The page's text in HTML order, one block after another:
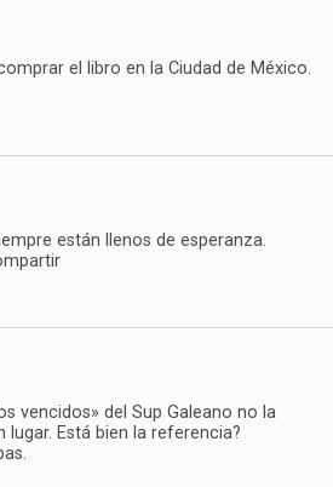
el libro en la Ciudad de México.
están llenos de esperanza.
vencidos» del Sup Galeano no la
lugar. Está bien la referencia?